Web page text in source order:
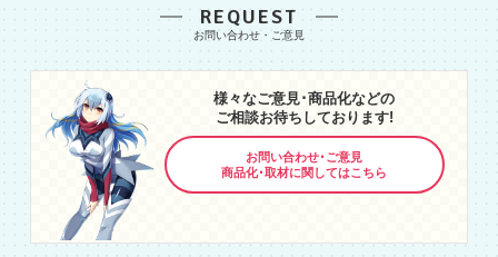
REQUEST
様々なご意見･商品化などの
ご相談お待ちしております!
お問い合わせ･ご意見
商品化･取材に関してはこちら